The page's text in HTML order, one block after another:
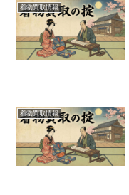
着物買取情報
着物買取情報